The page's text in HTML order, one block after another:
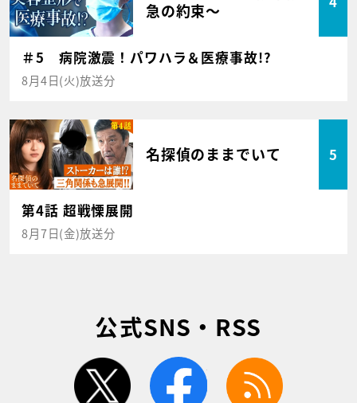
急の約束～
＃5 病院激震！パワハラ＆医療事故!?
8月4日(火)放送分
名探偵のままでいて 5
第4話 超戦慄展開
8月7日(金)放送分
公式SNS・RSS
twitter facebook